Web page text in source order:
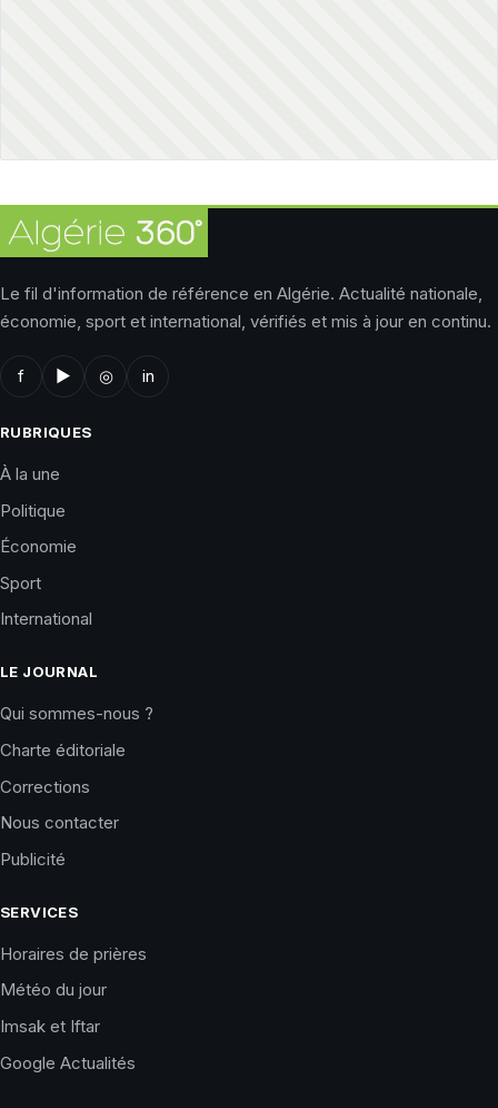
Le fil d'information de référence en Algérie. Actualité nationale,
économie, sport et international, vérifiés et mis à jour en continu.
f ▶ ◎ in
RUBRIQUES
À la une
Politique
Économie
Sport
International
LE JOURNAL
Qui sommes-nous ?
Charte éditoriale
Corrections
Nous contacter
Publicité
SERVICES
Horaires de prières
Météo du jour
Imsak et Iftar
Google Actualités